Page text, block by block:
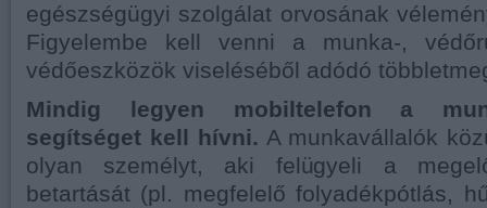
egészségügyi szolgálat orvosának
Figyelembe kell venni a munka-,
védőeszközök viseléséből adódó
Mindig legyen mobiltelefon a
segítséget kell hívni. A munkavállalók
olyan személyt, aki felügyeli a
betartását (pl. megfelelő folyadékpótlás,